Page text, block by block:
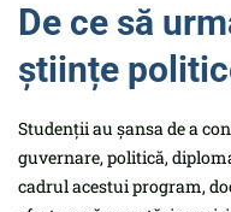
De ce să
științe
Studenții au șansa de a
guvernare, politică,
cadrul acestui program,